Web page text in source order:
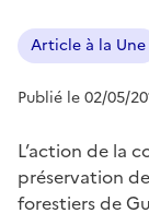
Article à la Une
Publié le 02/05/
L’action de la
préservation
forestiers de